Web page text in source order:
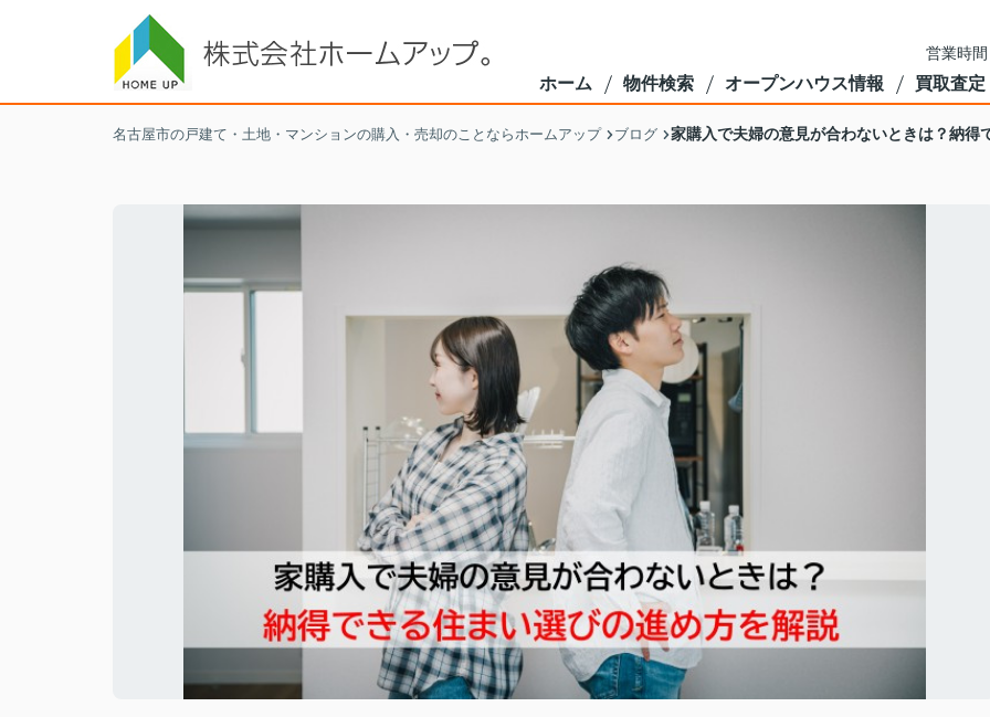
営業時
ホーム 物件検索 オープンハウス情報 買取査定
名古屋市の戸建て・土地・マンションの購入・売却のことならホームアップ ブログ 家購入で夫婦の意見が合わないときは？納得